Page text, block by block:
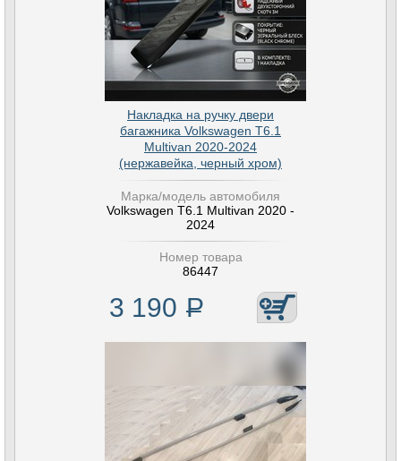
Накладка на ручку двери
багажника Volkswagen T6.1
Multivan 2020-2024
(нержавейка, черный хром)
Марка/модель автомобиля
Volkswagen T6.1 Multivan 2020 -
2024
Номер товара
86447
3 190 Р